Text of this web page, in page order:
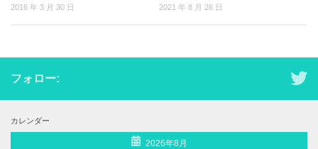
2016 年 3 月 30 日 2021 年 8 月 26 日
フォロー:
カレンダー
2026年8月